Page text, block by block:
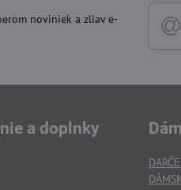
noviniek a zliav e-
a doplnky